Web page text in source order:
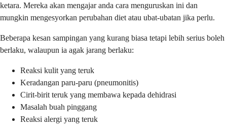
ketara. Mereka akan mengajar anda cara menguruskan ini dan
mungkin mengesyorkan perubahan diet atau ubat-ubatan jika perlu.
Beberapa kesan sampingan yang kurang biasa tetapi lebih serius boleh
berlaku, walaupun ia agak jarang berlaku:
Reaksi kulit yang teruk
Keradangan paru-paru (pneumonitis)
Cirit-birit teruk yang membawa kepada dehidrasi
Masalah buah pinggang
Reaksi alergi yang teruk